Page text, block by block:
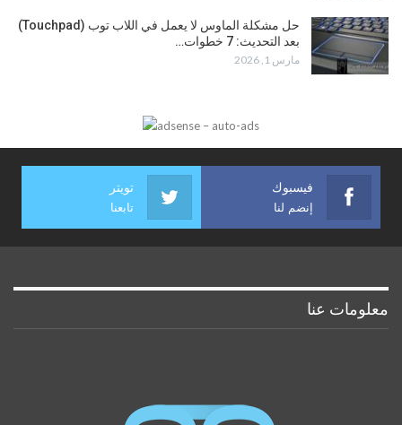
حل مشكلة الماوس لا يعمل في اللاب توب (Touchpad)
بعد التحديث: 7 خطوات…
مارس 1, 2026
فيسبوك
إنضم لنا
تويتر
تابعنا
معلومات عنا